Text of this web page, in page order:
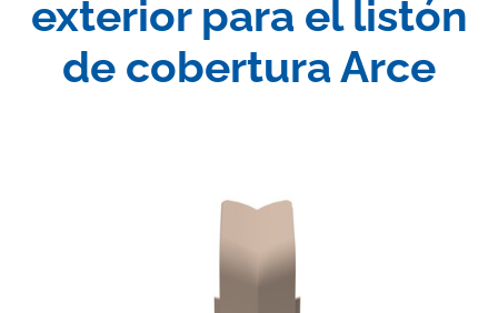
exterior para el listón
de cobertura Arce